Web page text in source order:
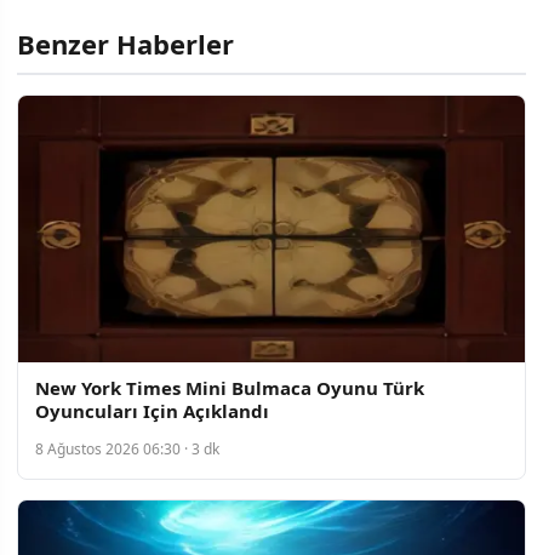
Benzer Haberler
New York Times Mini Bulmaca Oyunu Türk
Oyuncuları Için Açıklandı
8 Ağustos 2026 06:30 · 3 dk